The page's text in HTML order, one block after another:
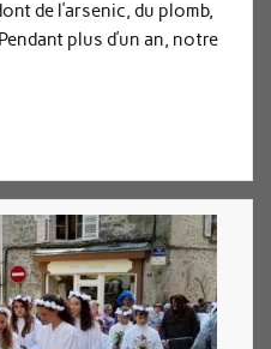
de l’arsenic, du plomb,
plus d’un an, notre